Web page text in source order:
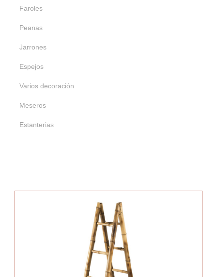
Faroles
Peanas
Jarrones
Espejos
Varios decoración
Meseros
Estanterias